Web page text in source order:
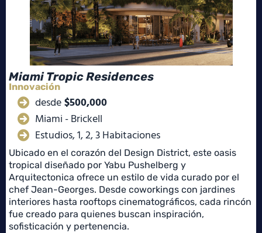
Miami Tropic Residences
Innovación
desde $500,000
Miami - Brickell
Estudios, 1, 2, 3 Habitaciones
Ubicado en el corazón del Design District, este oasis
tropical diseñado por Yabu Pushelberg y
Arquitectonica ofrece un estilo de vida curado por el
chef Jean-Georges. Desde coworkings con jardines
interiores hasta rooftops cinematográficos, cada rincón
fue creado para quienes buscan inspiración,
sofisticación y pertenencia.